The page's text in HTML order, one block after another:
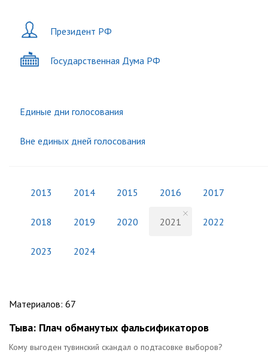
Президент РФ
Государственная Дума РФ
Единые дни голосования
Вне единых дней голосования
2013 2014 2015 2016 2017
2018 2019 2020 2021 2022
2023 2024
Материалов: 67
Тыва: Плач обманутых фальсификаторов
Кому выгоден тувинский скандал о подтасовке выборов?